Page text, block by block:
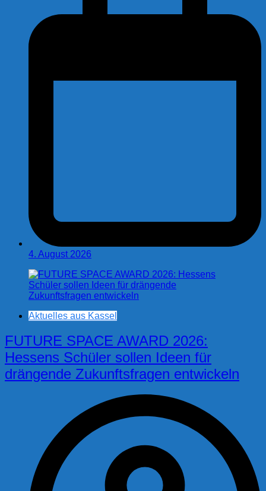
4. August 2026
Aktuelles aus Kassel
FUTURE SPACE AWARD 2026:
Hessens Schüler sollen Ideen für
drängende Zukunftsfragen entwickeln